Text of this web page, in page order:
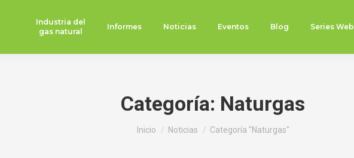
Industria del
gas natural
Informes Noticias Eventos Blog Series Web
Categoría: Naturgas
Estás aquí:
Inicio Noticias Categoría "Naturgas"